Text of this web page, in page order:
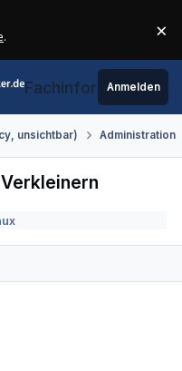
. ×
Fachinformatiker.de
Anmelden
unsichtbar) Administration